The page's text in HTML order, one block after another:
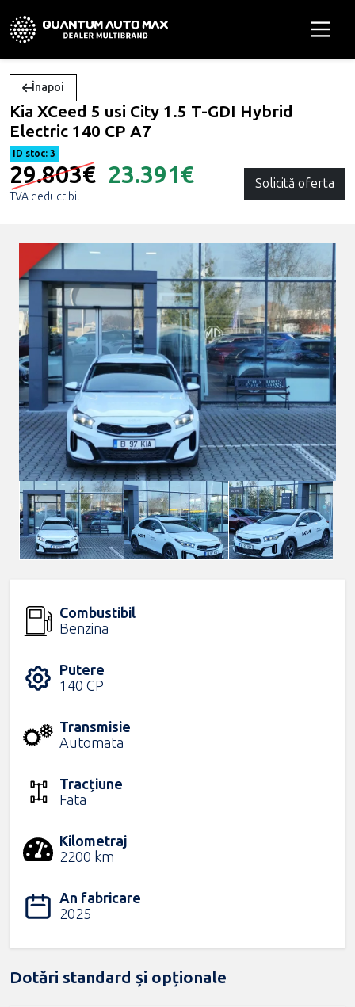
Înapoi
Kia XCeed 5 usi City 1.5 T-GDI Hybrid
Electric 140 CP A7
ID stoc: 3
29.803€ 23.391€
TVA deductibil
Solicită oferta
Combustibil
Benzina
Putere
140 CP
Transmisie
Automata
Tracțiune
Fata
Kilometraj
2200 km
An fabricare
2025
Dotări standard și opționale